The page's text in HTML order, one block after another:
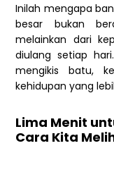
Inilah mengapa
besar bukan
melainkan dari
diulang setiap
mengikis batu,
kehidupan yang
Lima Menit
Cara Kita